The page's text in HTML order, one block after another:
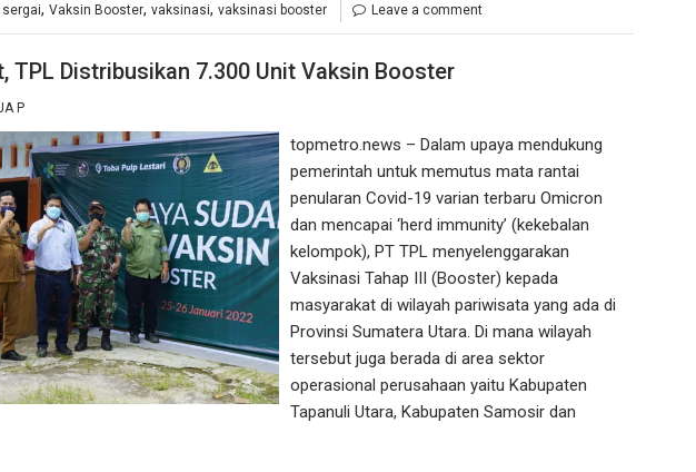
sergai, Vaksin Booster, vaksinasi, vaksinasi booster Leave a comment
TPL Distribusikan 7.300 Unit Vaksin Booster
P
topmetro.news – Dalam upaya mendukung
pemerintah untuk memutus mata rantai
penularan Covid-19 varian terbaru Omicron
dan mencapai ‘herd immunity’ (kekebalan
kelompok), PT TPL menyelenggarakan
Vaksinasi Tahap III (Booster) kepada
masyarakat di wilayah pariwisata yang ada di
Provinsi Sumatera Utara. Di mana wilayah
tersebut juga berada di area sektor
operasional perusahaan yaitu Kabupaten
Tapanuli Utara, Kabupaten Samosir dan